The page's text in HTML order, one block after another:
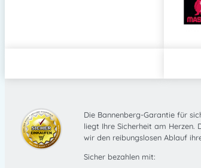
Die Bannenberg-Garantie für
liegt Ihre Sicherheit am Herzen.
wir den reibungslosen Ablauf
Sicher bezahlen mit: